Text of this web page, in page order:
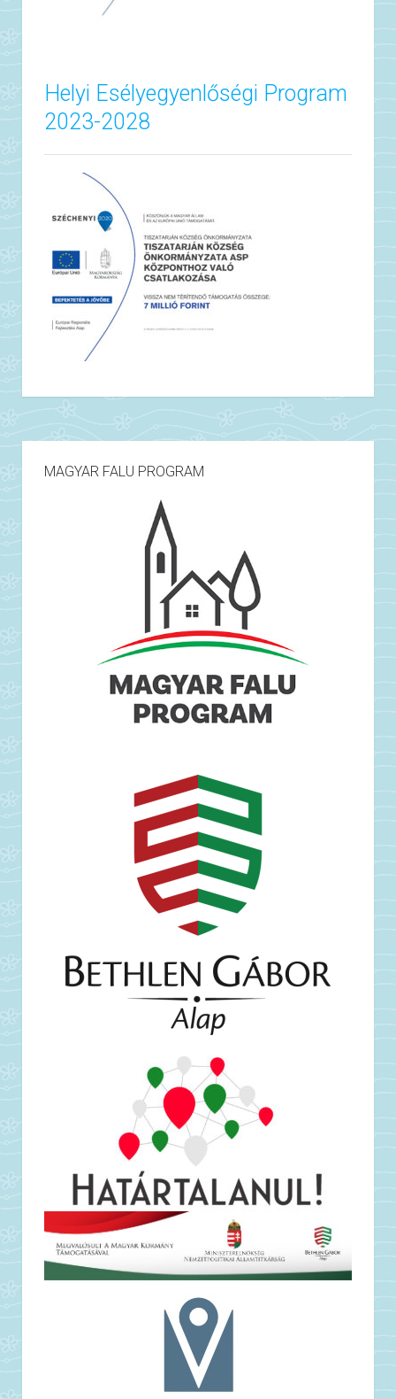
Helyi Esélyegyenlőségi Program
2023-2028
MAGYAR FALU PROGRAM